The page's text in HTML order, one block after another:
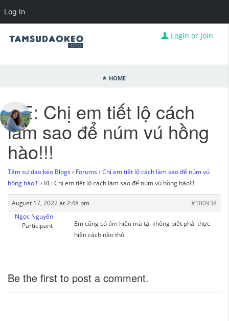
Login or Join
Home
RE: Chị em tiết lộ cách
làm sao để núm vú hồng
hào!!!
Tâm sự dao kéo Blogs › Forums › Chị em tiết lộ cách làm sao để núm vú
hồng hào!!!› RE: Chị em tiết lộ cách làm sao để núm vú hồng hào!!!
August 17, 2022 at 2:48 pm
#180938
Ngọc Nguyên
Participant
Em cũng có tìm hiểu mà tại không biết phải thực
hiện cách nào thôi
Be the first to post a comment.
Log In